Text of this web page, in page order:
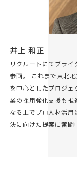
井上 和正
リクルートにてブラ
参画。 これまで東北
を中心としたプロジ
業の採用強化支援も推
なる上でプロ人材活
決に向けた提案に奮闘